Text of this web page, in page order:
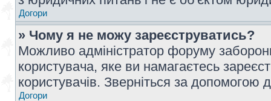
Догори
» Чому я не можу зареєструватись?
Можливо адміністратор форуму
користувача, яке ви намагаєтесь
користувачів. Зверніться за допомогою
Догори